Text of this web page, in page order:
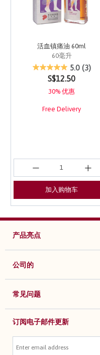
活血镇痛油 60ml
60毫升
5 out of 5
5.0 (3)
S$12.50
30% 优惠
Free Delivery
加入购物车
产品亮点
公司的
常见问题
订阅电子邮件更新